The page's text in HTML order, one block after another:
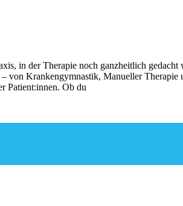
in der Therapie noch ganzheitlich
von Krankengymnastik, Manueller
Patient:innen. Ob du